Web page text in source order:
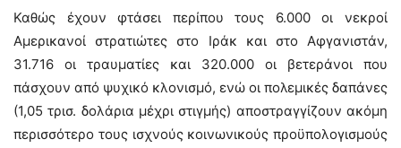
Καθώς έχουν φτάσει περίπου τους 6.000 οι νεκροί
Αμερικανοί στρατιώτες στο Ιράκ και στο Αφγανιστάν,
31.716 οι τραυματίες και 320.000 οι βετεράνοι που
πάσχουν από ψυχικό κλονισμό, ενώ οι πολεμικές δαπάνες
(1,05 τρισ. δολάρια μέχρι στιγμής) αποστραγγίζουν ακόμη
περισσότερο τους ισχνούς κοινωνικούς προϋπολογισμούς